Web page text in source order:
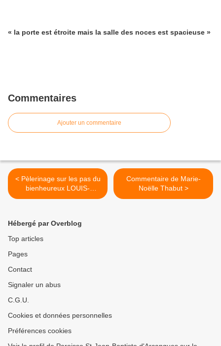
« la porte est étroite mais la salle des noces est spacieuse »
Commentaires
Ajouter un commentaire
< Pèlerinage sur les pas du
bienheureux LOUIS-
EDOUARD CESTAC
Commentaire de Marie-
Noëlle Thabut >
Hébergé par Overblog
Top articles
Pages
Contact
Signaler un abus
C.G.U.
Cookies et données personnelles
Préférences cookies